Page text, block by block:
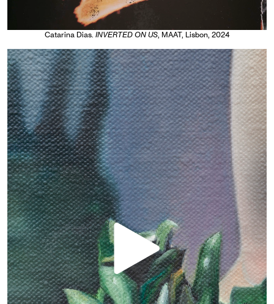
Catarina Dias. INVERTED ON US, MAAT, Lisbon, 2024